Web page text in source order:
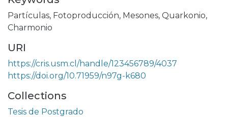
Partículas, Fotoproducción, Mesones, Quarkonio,
Charmonio
URI
https://cris.usm.cl/handle/123456789/4037
https://doi.org/10.71959/n97g-k680
Collections
Tesis de Postgrado